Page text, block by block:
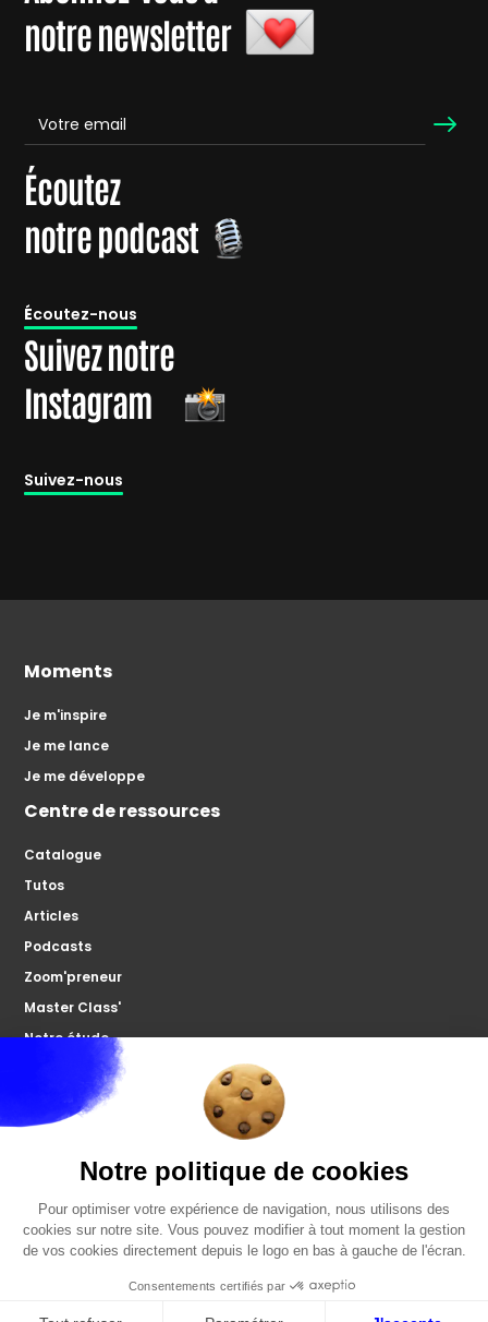
notre newsletter
Écoutez
notre podcast
Écoutez-nous
Suivez notre
Instagram
Suivez-nous
Moments
Je m'inspire
Je me lance
Je me développe
Centre de ressources
Catalogue
Tutos
Articles
Podcasts
Zoom'preneur
Master Class'
Notre étude
À propos
Microco
Votre forum
FAQ
Politiques de confidentialités